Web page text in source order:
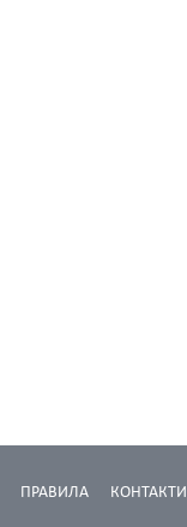
КОНТАКТИ
ПРАВИЛА